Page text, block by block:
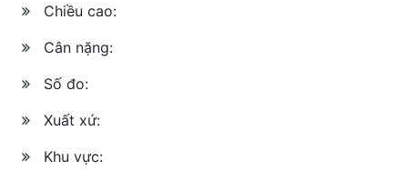
Chiều cao:
Cân nặng:
Số đo:
Xuất xứ:
Khu vực: